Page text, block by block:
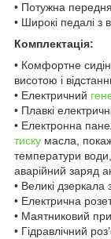
• Потужна
• Широкі педалі з
Комплектація:
• Комфортне
висотою і
• Електричний
• Плавкі
• Електронна
тиску масла,
температури
аварійний заряд
• Великі
• Електрична
• Маятниковий
• Гідравлічний